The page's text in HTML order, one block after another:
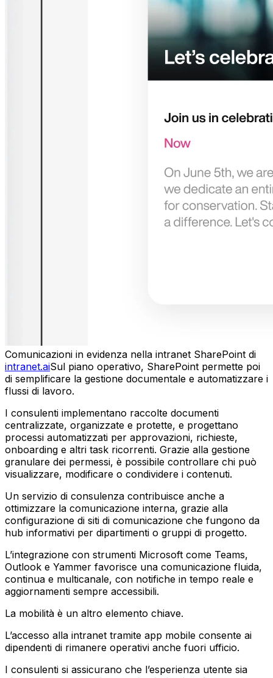
Comunicazioni in evidenza nella intranet SharePoint di
intranet.aiSul piano operativo, SharePoint permette poi
di semplificare la gestione documentale e automatizzare i
flussi di lavoro.
I consulenti implementano raccolte documenti
centralizzate, organizzate e protette, e progettano
processi automatizzati per approvazioni, richieste,
onboarding e altri task ricorrenti. Grazie alla gestione
granulare dei permessi, è possibile controllare chi può
visualizzare, modificare o condividere i contenuti.
Un servizio di consulenza contribuisce anche a
ottimizzare la comunicazione interna, grazie alla
configurazione di siti di comunicazione che fungono da
hub informativi per dipartimenti o gruppi di progetto.
L’integrazione con strumenti Microsoft come Teams,
Outlook e Yammer favorisce una comunicazione fluida,
continua e multicanale, con notifiche in tempo reale e
aggiornamenti sempre accessibili.
La mobilità è un altro elemento chiave.
L’accesso alla intranet tramite app mobile consente ai
dipendenti di rimanere operativi anche fuori ufficio.
I consulenti si assicurano che l’esperienza utente sia